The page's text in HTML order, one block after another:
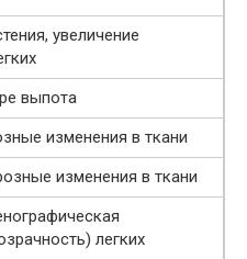
увеличение
выпота
изменения в ткани
изменения в ткани
легких